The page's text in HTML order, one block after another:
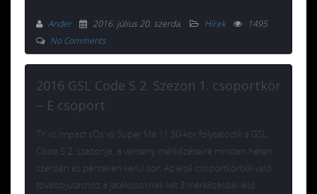
Ander 2016. július 20. szerda. Hírek
1495
No Comments
2016 GSL Code S 2. Szezon 1. csoportkör
– E csoport
TY vs Impact sOs vs Super Ma 11:30-kor folytatódik a GSL
Code S 2. szezonja, a verseny mérkőzéseire minden héten
szerdán és pénteken kerül sor. Az első csoportkörből való
továbbjutáshoz a játékosoknak két 3 mérkőzésből álló